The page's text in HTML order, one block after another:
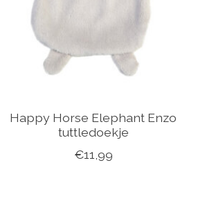
Happy Horse Elephant Enzo
tuttledoekje
€11,99